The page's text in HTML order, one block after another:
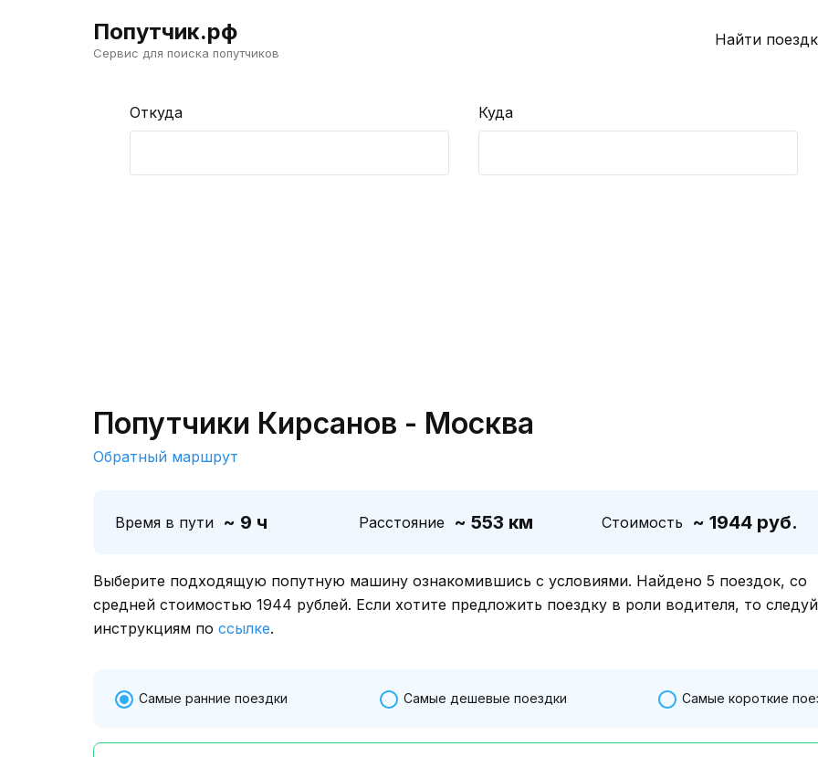
Попутчик.рф
Сервис для поиска попутчиков
Найти
Откуда Куда
Попутчики Кирсанов - Москва
Обратный маршрут
Время в пути ~ 9 ч Расстояние ~ 553 км Стоимость ~ 1944 руб.
Выберите подходящую попутную машину ознакомившись с условиями. Найдено 5 поездок, со
средней стоимостью 1944 рублей. Если хотите предложить поездку в роли водителя, то
инструкциям по ссылке.
Самые ранние поездки Самые дешевые поездки Самые короткие